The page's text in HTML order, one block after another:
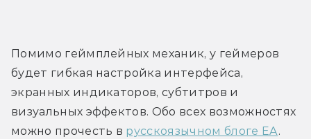
Помимо геймплейных механик, у геймеров
будет гибкая настройка интерфейса,
экранных индикаторов, субтитров и
визуальных эффектов. Обо всех возможностях
можно прочесть в русскоязычном блоге EA.